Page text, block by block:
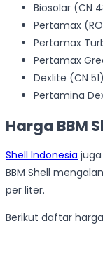
Biosolar (CN
Pertamax
Pertamax
Pertamax
Dexlite (CN
Pertamina
Harga BBM
Shell Indonesia
BBM Shell
per liter.
Berikut daftar